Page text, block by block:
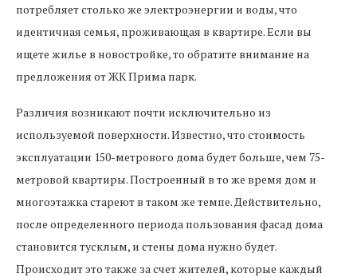
потребляет столько же электроэнергии и воды, что
идентичная семья, проживающая в квартире. Если вы
ищете жилье в новостройке, то обратите внимание на
предложения от ЖК Прима парк.
Различия возникают почти исключительно из
используемой поверхности. Известно, что стоимость
эксплуатации 150-метрового дома будет больше, чем 75-
метровой квартиры. Построенный в то же время дом и
многоэтажка стареют в таком же темпе. Действительно,
после определенного периода пользования фасад дома
становится тусклым, и стены дома нужно будет.
Происходит это также за счет жителей, которые каждый